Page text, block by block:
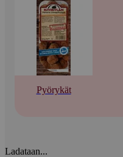
Pyörykät
Ladataan...